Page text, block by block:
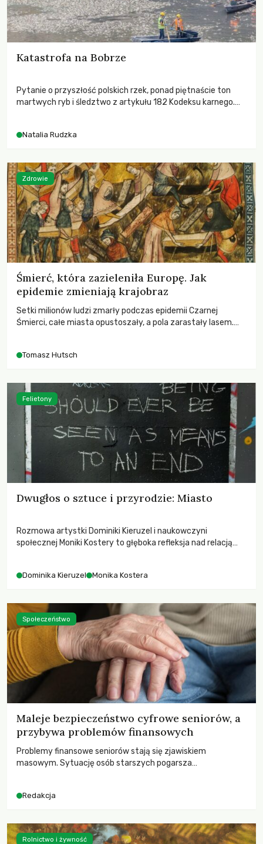
Katastrofa na Bobrze
Pytanie o przyszłość polskich rzek, ponad piętnaście ton
martwych ryb i śledztwo z artykułu 182 Kodeksu karnego.
zdarzeń prowadzących do biologicznej śmierci rzeki.
Natalia Rudzka
Śmierć, która zazieleniła Europę. Jak
epidemie zmieniają krajobraz
Setki milionów ludzi zmarły podczas epidemii Czarnej
Śmierci, całe miasta opustoszały, a pola zarastały lasem.
największych katastrof w swoich dziejach.
Tomasz Hutsch
Zdrowie
Dwugłos o sztuce i przyrodzie: Miasto
Rozmowa artystki Dominiki Kieruzel i naukowczyni
społecznej Moniki Kostery to głęboka refleksja nad relacją
Dominika Kieruzel Monika Kostera
Felietony
Maleje bezpieczeństwo cyfrowe seniorów, a
przybywa problemów finansowych
Problemy finansowe seniorów stają się zjawiskiem
masowym. Sytuację osób starszych pogarsza
Redakcja
Społeczeństwo
Rolnictwo i żywność